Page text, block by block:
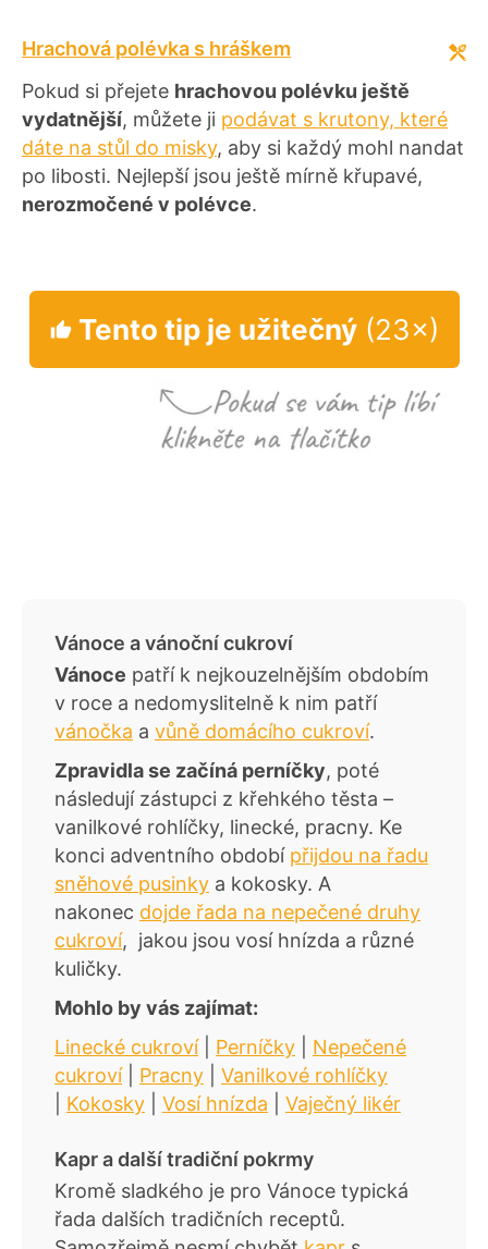
Hrachová polévka s hráškem
Pokud si přejete hrachovou polévku ještě
vydatnější, můžete ji podávat s krutony, které
dáte na stůl do misky, aby si každý mohl nandat
po libosti. Nejlepší jsou ještě mírně křupavé,
nerozmočené v polévce.
Tento tip je užitečný(23×)
Vánoce a vánoční cukroví
Vánoce patří k nejkouzelnějším obdobím
v roce a nedomyslitelně k nim patří
vánočka a vůně domácího cukroví.
Zpravidla se začíná perníčky, poté
následují zástupci z křehkého těsta –
vanilkové rohlíčky, linecké, pracny. Ke
konci adventního období přijdou na řadu
sněhové pusinky a kokosky. A
nakonec dojde řada na nepečené druhy
cukroví, jakou jsou vosí hnízda a různé
kuličky.
Mohlo by vás zajímat:
Linecké cukroví| Perníčky
Nepečené
cukroví| Pracny
Vanilkové rohlíčky
Kokosky Vosí hnízda Vaječný likér
Kapr a další tradiční pokrmy
Kromě sladkého je pro Vánoce typická
řada dalších tradičních receptů.